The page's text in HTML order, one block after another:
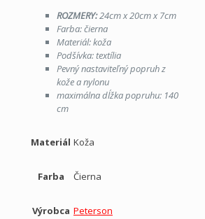
ROZMERY:24cm x 20cm x 7cm
Farba: čierna
Materiál: koža
Podšívka: textília
Pevný nastaviteľný popruh z
kože a nylonu
maximálna dĺžka popruhu: 140
cm
Materiál Koža
Farba Čierna
Výrobca Peterson